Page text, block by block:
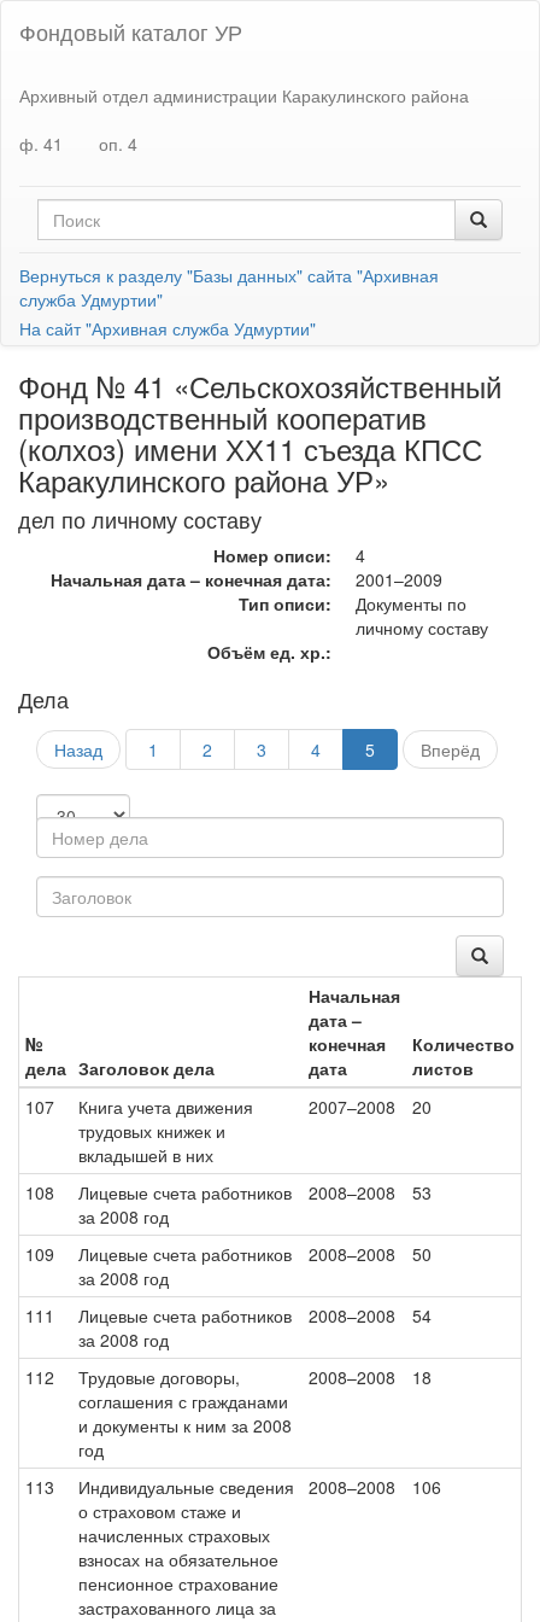
Фондовый каталог УР
Архивный отдел администрации Каракулинского района
ф. 41
оп. 4
Вернуться к разделу "Базы данных" сайта "Архивная
служба Удмуртии"
На сайт "Архивная служба Удмуртии"
Фонд № 41 «Сельскохозяйственный
производственный кооператив
(колхоз) имени ХХ11 съезда КПСС
Каракулинского района УР»
дел по личному составу
Номер описи:
4
Начальная дата – конечная дата:
2001–2009
Тип описи:
Документы по
личному составу
Объём ед. хр.:
Дела
Назад 1 2 3 4 5 Вперёд
№
дела Заголовок дела
Начальная
дата –
конечная
дата
Количество
листов
107
Книга учета движения
трудовых книжек и
вкладышей в них
2007–2008 20
108
Лицевые счета работников
за 2008 год
2008–2008 53
109
Лицевые счета работников
за 2008 год
2008–2008 50
111
Лицевые счета работников
за 2008 год
2008–2008 54
112
Трудовые договоры,
соглашения с гражданами
и документы к ним за 2008
год
2008–2008 18
113
Индивидуальные сведения
о страховом стаже и
начисленных страховых
взносах на обязательное
пенсионное страхование
застрахованного лица за
2008–2008 106